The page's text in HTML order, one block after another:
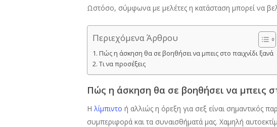
Ωστόσο, σύμφωνα με μελέτες η κατάσταση μπορεί να
Περιεχόμενα Άρθρου
Πώς η άσκηση θα σε βοηθήσει να μπεις στο παιχνίδι ξανά
Τι να προσέξεις
Πώς η άσκηση θα σε βοηθήσει να μπεις
Η λίμπιντο ή αλλιώς η όρεξη για σεξ είναι σημαντικός
συμπεριφορά και τα συναισθήματά μας. Χαμηλή